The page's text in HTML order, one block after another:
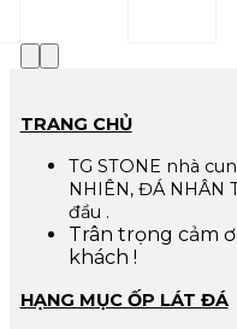
TRANG CHỦ
TG STONE nhà
NHIÊN, ĐÁ NHÂN
đầu .
Trân trọng cảm
khách !
HẠNG MỤC ỐP LÁT ĐÁ